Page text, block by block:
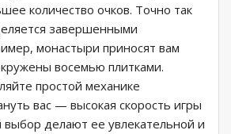
количество очков. Точно так
завершенными
монастыри приносят вам
восемью плитками.
простой механике
вас — высокая скорость игры
выбор делают ее увлекательной и